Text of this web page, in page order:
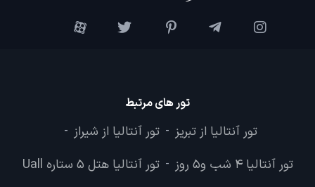
تور های مرتبط
تور آنتالیا از تبریز - تور آنتالیا از شیراز -
تور آنتالیا 4 شب و5 روز - تور آنتالیا هتل 5 ستاره Uall